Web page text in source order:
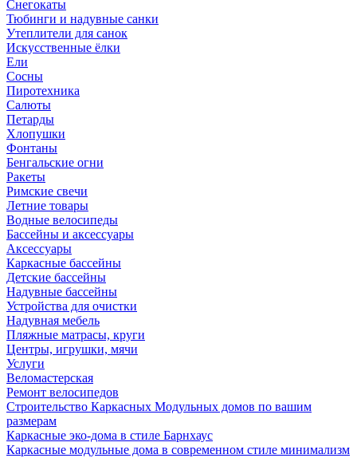
Снегокаты
Тюбинги и надувные санки
Утеплители для санок
Искусственные ёлки
Ели
Сосны
Пиротехника
Салюты
Петарды
Хлопушки
Фонтаны
Бенгальские огни
Ракеты
Римские свечи
Летние товары
Водные велосипеды
Бассейны и аксессуары
Аксессуары
Каркасные бассейны
Детские бассейны
Надувные бассейны
Устройства для очистки
Надувная мебель
Пляжные матрасы, круги
Центры, игрушки, мячи
Услуги
Веломастерская
Ремонт велосипедов
Строительство Каркасных Модульных домов по вашим
размерам
Каркасные эко-дома в стиле Барнхаус
Каркасные модульные дома в современном стиле минимализм